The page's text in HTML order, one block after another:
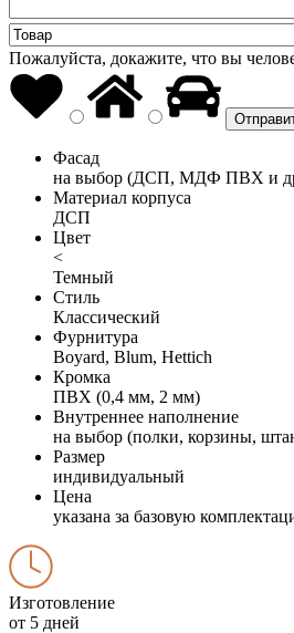
Пожалуйста, докажите, что вы
Фасад
на выбор (ДСП, МДФ ПВХ и
Материал корпуса
ДСП
Цвет
<
Темный
Стиль
Классический
Фурнитура
Boyard, Blum, Hettich
Кромка
ПВХ (0,4 мм, 2 мм)
Внутреннее наполнение
на выбор (полки, корзины,
Размер
индивидуальный
Цена
указана за базовую
Изготовление
от 5 дней